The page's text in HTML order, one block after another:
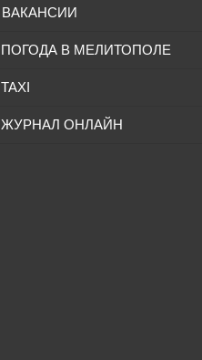
ВАКАНСИИ
ПОГОДА В МЕЛИТОПОЛЕ
TAXI
ЖУРНАЛ ОНЛАЙН